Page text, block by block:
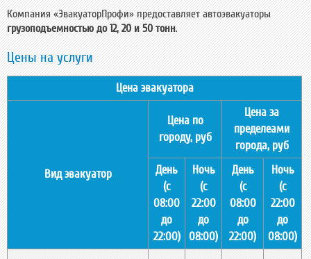
Компания «ЭвакуаторПрофи» предоставляет автоэвакуаторы
грузоподъемностью до 12, 20 и 50 тонн.
Цены на услуги
Цена эвакуатора
Вид эвакуатор
Цена по
городу, руб
Цена за
пределеами
города, руб
День
(c
08:00
до
22:00)
Ночь
(c
22:00
до
08:00)
День
(c
08:00
до
22:00)
Ночь
(c
22:00
до
08:00)